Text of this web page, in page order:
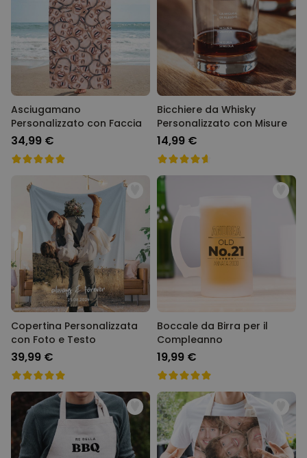
Asciugamano
Personalizzato con Faccia
34,99 €
Bicchiere da Whisky
Personalizzato con Misure
14,99 €
Copertina Personalizzata
con Foto e Testo
39,99 €
Boccale da Birra per il
Compleanno
19,99 €